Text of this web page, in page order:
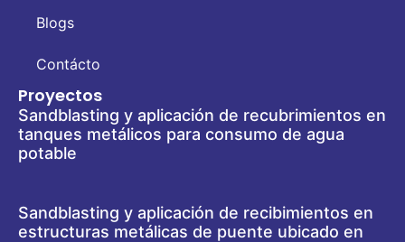
Blogs
Contácto
Proyectos
Sandblasting y aplicación de recubrimientos en
tanques metálicos para consumo de agua
potable
Sandblasting y aplicación de recibimientos en
estructuras metálicas de puente ubicado en